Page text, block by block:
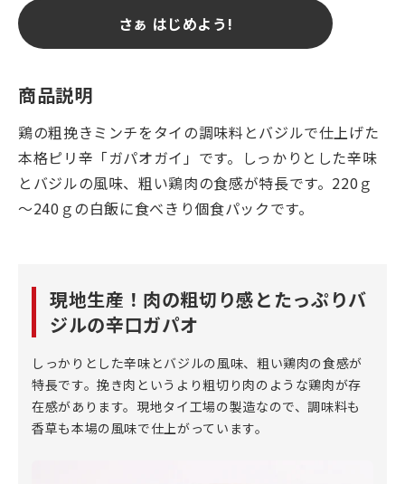
さぁ はじめよう!
商品説明
鶏の粗挽きミンチをタイの調味料とバジルで仕上げた
本格ピリ辛「ガパオガイ」です。しっかりとした辛味
とバジルの風味、粗い鶏肉の食感が特長です。220ｇ
～240ｇの白飯に食べきり個食パックです。
現地生産！肉の粗切り感とたっぷりバ
ジルの辛口ガパオ
しっかりとした辛味とバジルの風味、粗い鶏肉の食感が
特長です。挽き肉というより粗切り肉のような鶏肉が存
在感があります。現地タイ工場の製造なので、調味料も
香草も本場の風味で仕上がっています。